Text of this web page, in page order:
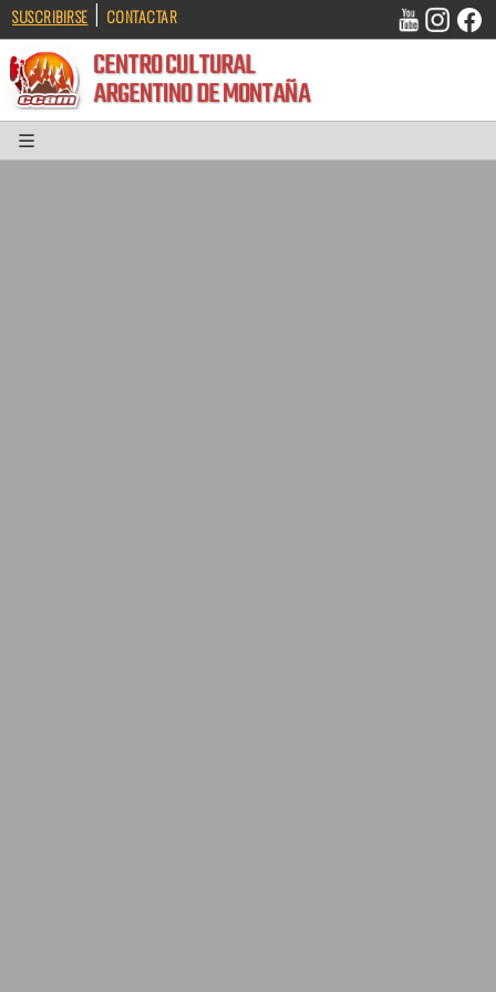
SUSCRIBIRSE | CONTACTAR
CENTRO CULTURAL
ARGENTINO DE MONTAÑA